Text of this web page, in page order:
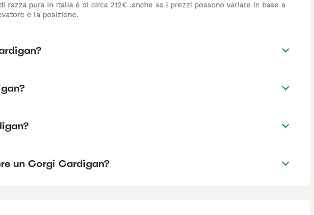
razza pura in Italia è di circa 212€ ,anche se i prezzi possono variare in base a
e la posizione.
un Corgi Cardigan?